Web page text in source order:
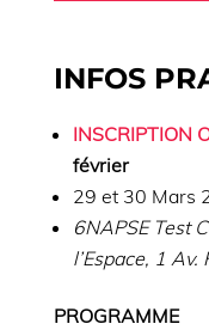
INFOS
INSCRIPTION
février
29 et 30 Mars
6NAPSE Test
l’Espace, 1
PROGRAMME